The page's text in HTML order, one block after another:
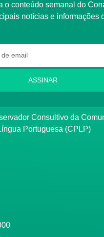
notícias e informações
ASSINAR
Portuguesa (CPLP)